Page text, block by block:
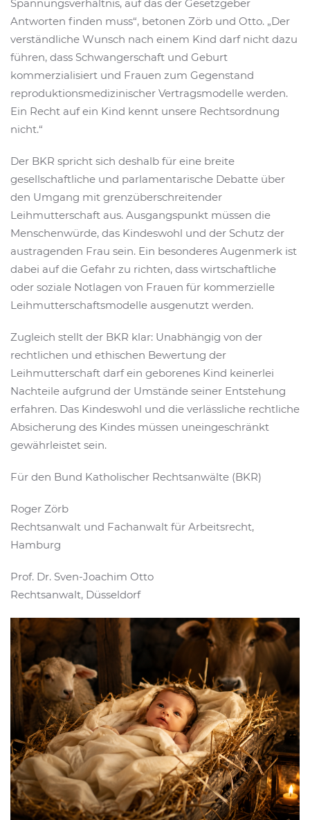
Spannungsverhältnis, auf das der Gesetzgeber
Antworten finden muss“, betonen Zörb und Otto. „Der
verständliche Wunsch nach einem Kind darf nicht dazu
führen, dass Schwangerschaft und Geburt
kommerzialisiert und Frauen zum Gegenstand
reproduktionsmedizinischer Vertragsmodelle werden.
Ein Recht auf ein Kind kennt unsere Rechtsordnung
nicht.“
Der BKR spricht sich deshalb für eine breite
gesellschaftliche und parlamentarische Debatte über
den Umgang mit grenzüberschreitender
Leihmutterschaft aus. Ausgangspunkt müssen die
Menschenwürde, das Kindeswohl und der Schutz der
austragenden Frau sein. Ein besonderes Augenmerk ist
dabei auf die Gefahr zu richten, dass wirtschaftliche
oder soziale Notlagen von Frauen für kommerzielle
Leihmutterschaftsmodelle ausgenutzt werden.
Zugleich stellt der BKR klar: Unabhängig von der
rechtlichen und ethischen Bewertung der
Leihmutterschaft darf ein geborenes Kind keinerlei
Nachteile aufgrund der Umstände seiner Entstehung
erfahren. Das Kindeswohl und die verlässliche rechtliche
Absicherung des Kindes müssen uneingeschränkt
gewährleistet sein.
Für den Bund Katholischer Rechtsanwälte (BKR)
Roger Zörb
Rechtsanwalt und Fachanwalt für Arbeitsrecht,
Hamburg
Prof. Dr. Sven-Joachim Otto
Rechtsanwalt, Düsseldorf